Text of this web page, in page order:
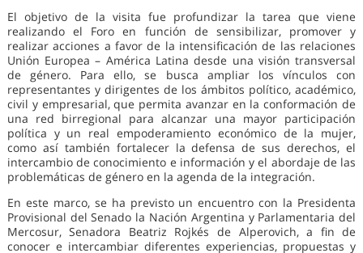
El objetivo de la visita fue profundizar la tarea que viene
realizando el Foro en función de sensibilizar, promover y
realizar acciones a favor de la intensificación de las relaciones
Unión Europea – América Latina desde una visión transversal
de género. Para ello, se busca ampliar los vínculos con
representantes y dirigentes de los ámbitos político, académico,
civil y empresarial, que permita avanzar en la conformación de
una red birregional para alcanzar una mayor participación
política y un real empoderamiento económico de la mujer,
como así también fortalecer la defensa de sus derechos, el
intercambio de conocimiento e información y el abordaje de las
problemáticas de género en la agenda de la integración.
En este marco, se ha previsto un encuentro con la Presidenta
Provisional del Senado la Nación Argentina y Parlamentaria del
Mercosur, Senadora Beatriz Rojkés de Alperovich, a fin de
conocer e intercambiar diferentes experiencias, propuestas y